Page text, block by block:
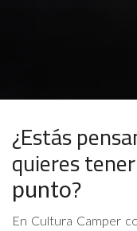
¿Estás
quieres tener
punto?
En Cultura Camper